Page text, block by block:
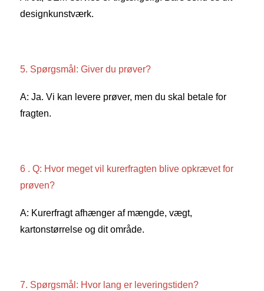
designkunstværk.
5. Spørgsmål: Giver du prøver?
A: Ja. Vi kan levere prøver, men du skal betale for
fragten.
6 . Q: Hvor meget vil kurerfragten blive opkrævet for
prøven?
A: Kurerfragt afhænger af mængde, vægt,
kartonstørrelse og dit område.
7. Spørgsmål: Hvor lang er leveringstiden?